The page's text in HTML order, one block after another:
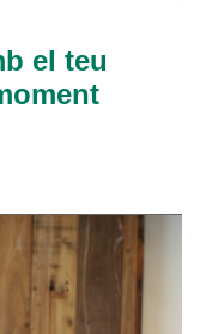
el teu